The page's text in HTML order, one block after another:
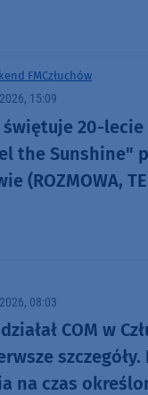
FMCzłuchów
15:09
świętuje 20-
the Sunshine"
(ROZMOWA,
08:03
COM w
szczegóły.
na czas